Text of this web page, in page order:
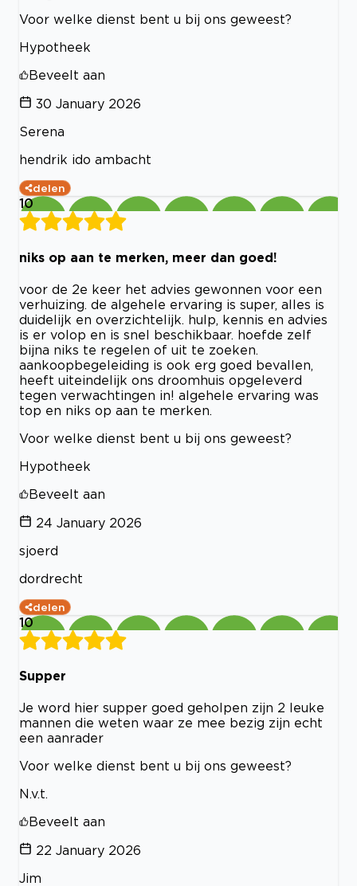
Voor welke dienst bent u bij ons geweest?
Hypotheek
Beveelt aan
30 January 2026
Serena
hendrik ido ambacht
delen
10
niks op aan te merken, meer dan goed!
voor de 2e keer het advies gewonnen voor een
verhuizing. de algehele ervaring is super, alles is
duidelijk en overzichtelijk. hulp, kennis en advies
is er volop en is snel beschikbaar. hoefde zelf
bijna niks te regelen of uit te zoeken.
aankoopbegeleiding is ook erg goed bevallen,
heeft uiteindelijk ons droomhuis opgeleverd
tegen verwachtingen in! algehele ervaring was
top en niks op aan te merken.
Voor welke dienst bent u bij ons geweest?
Hypotheek
Beveelt aan
24 January 2026
sjoerd
dordrecht
delen
10
Supper
Je word hier supper goed geholpen zijn 2 leuke
mannen die weten waar ze mee bezig zijn echt
een aanrader
Voor welke dienst bent u bij ons geweest?
N.v.t.
Beveelt aan
22 January 2026
Jim